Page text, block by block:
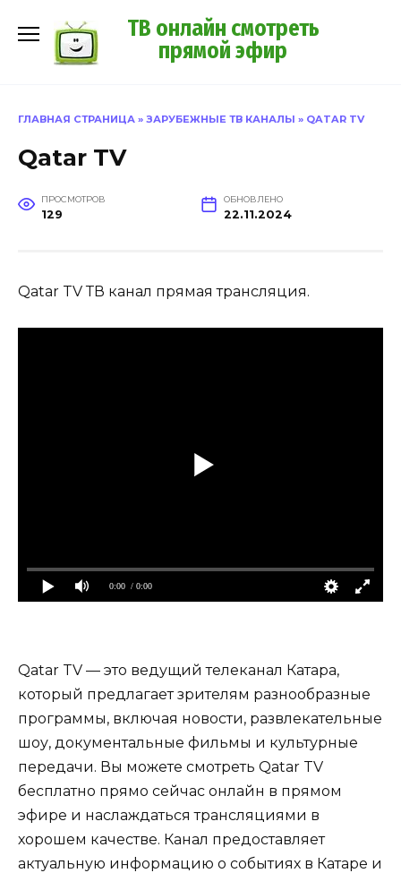
содержанию
ТВ онлайн смотреть
прямой эфир
ГЛАВНАЯ СТРАНИЦА » ЗАРУБЕЖНЫЕ ТВ КАНАЛЫ » QATAR TV
Qatar TV
ПРОСМОТРОВ
129
ОБНОВЛЕНО
22.11.2024
Qatar TV ТВ канал прямая трансляция.
0:00 / 0:00
Qatar TV — это ведущий телеканал Катара,
который предлагает зрителям разнообразные
программы, включая новости, развлекательные
шоу, документальные фильмы и культурные
передачи. Вы можете смотреть Qatar TV
бесплатно прямо сейчас онлайн в прямом
эфире и наслаждаться трансляциями в
хорошем качестве. Канал предоставляет
актуальную информацию о событиях в Катаре и